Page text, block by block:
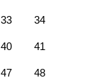
33 34
40 41
47 48